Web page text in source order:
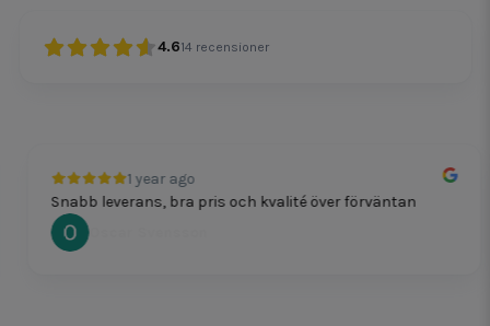
4.614 recensioner
1 year ago
Snabb leverans, bra pris och kvalité över förväntan
Oscar Svensson